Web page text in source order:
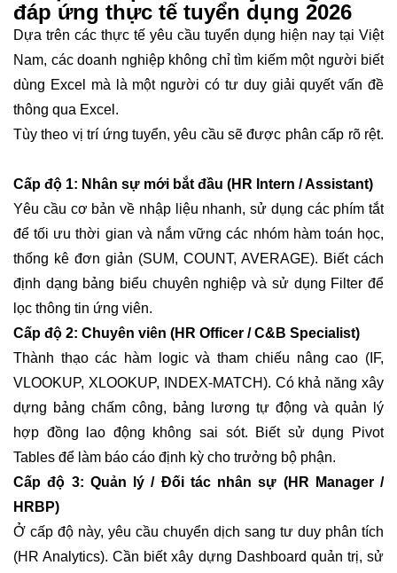
đáp ứng thực tế tuyển dụng 2026
Dựa trên các thực tế yêu cầu tuyển dụng hiện nay tại Việt
Nam, các doanh nghiệp không chỉ tìm kiếm một người biết
dùng Excel mà là một người có tư duy giải quyết vấn đề
thông qua Excel.
Tùy theo vị trí ứng tuyển, yêu cầu sẽ được phân cấp rõ rệt.
Cấp độ 1: Nhân sự mới bắt đầu (HR Intern / Assistant)
Yêu cầu cơ bản về nhập liệu nhanh, sử dụng các phím tắt
để tối ưu thời gian và nắm vững các nhóm hàm toán học,
thống kê đơn giản (SUM, COUNT, AVERAGE). Biết cách
định dạng bảng biểu chuyên nghiệp và sử dụng Filter để
lọc thông tin ứng viên.
Cấp độ 2: Chuyên viên (HR Officer / C&B Specialist)
Thành thạo các hàm logic và tham chiếu nâng cao (IF,
VLOOKUP, XLOOKUP, INDEX-MATCH). Có khả năng xây
dựng bảng chấm công, bảng lương tự động và quản lý
hợp đồng lao động không sai sót. Biết sử dụng Pivot
Tables để làm báo cáo định kỳ cho trưởng bộ phận.
Cấp độ 3: Quản lý / Đối tác nhân sự (HR Manager /
HRBP)
Ở cấp độ này, yêu cầu chuyển dịch sang tư duy phân tích
(HR Analytics). Cần biết xây dựng Dashboard quản trị, sử